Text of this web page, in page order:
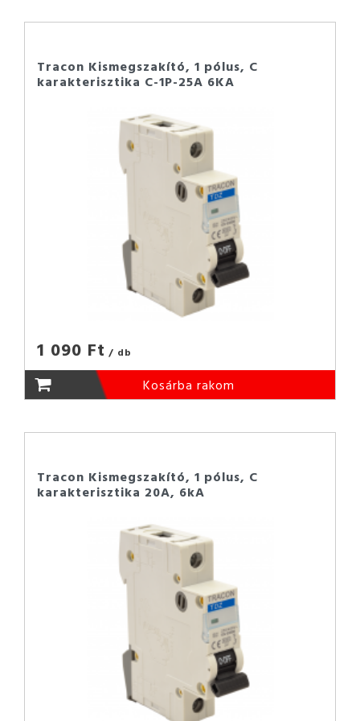
Tracon Kismegszakító, 1 pólus, C
karakterisztika C-1P-25A 6KA
1 090 Ft / db
Kosárba rakom
Tracon Kismegszakító, 1 pólus, C
karakterisztika 20A, 6kA